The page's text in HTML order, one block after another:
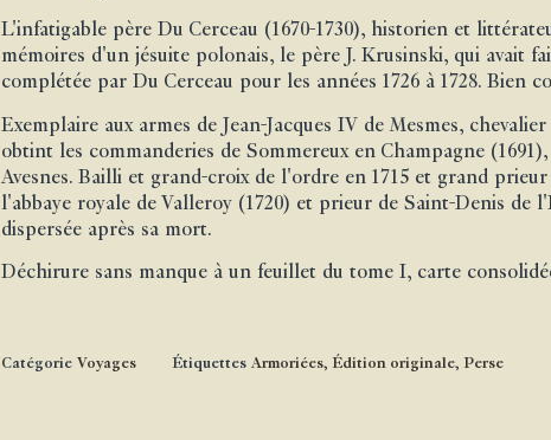
L'infatigable père Du Cerceau (1670-1730), historien et
mémoires d'un jésuite polonais, le père J. Krusinski, qui avait
complétée par Du Cerceau pour les années 1726 à 1728. Bien
Exemplaire aux armes de Jean-Jacques IV de Mesmes,
obtint les commanderies de Sommereux en Champagne
Avesnes. Bailli et grand-croix de l'ordre en 1715 et grand
l'abbaye royale de Valleroy (1720) et prieur de Saint-Denis de
dispersée après sa mort.
Déchirure sans manque à un feuillet du tome I, carte
Catégorie Voyages Étiquettes Armoriées, Édition originale, Perse